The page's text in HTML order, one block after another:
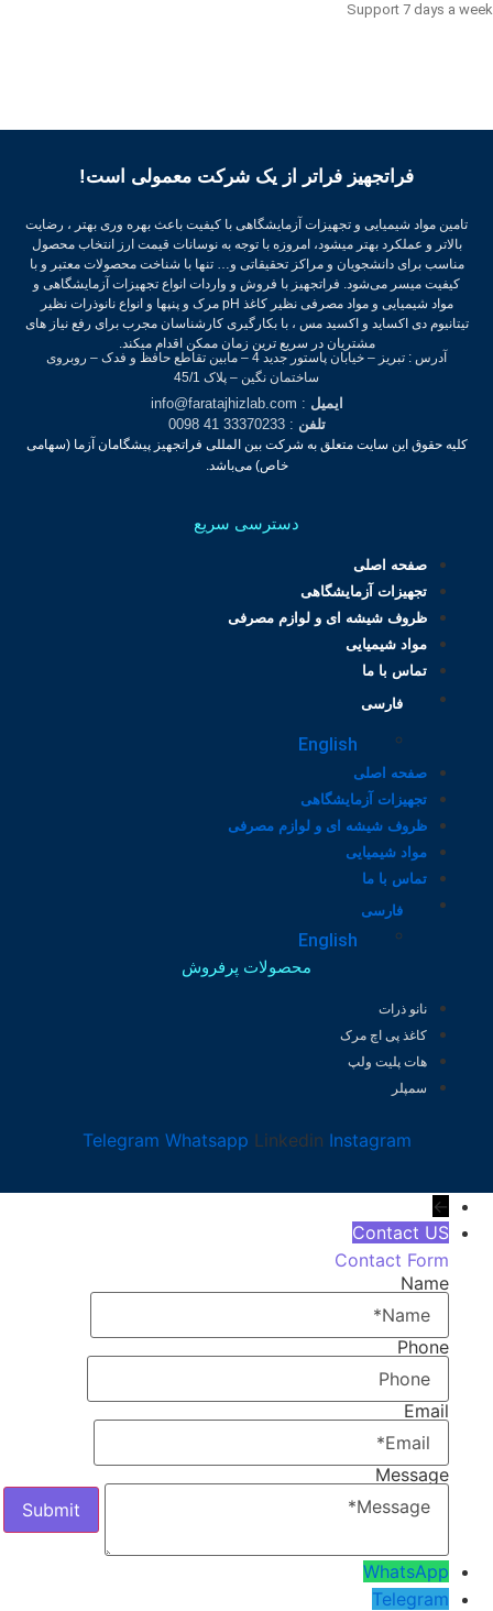
Support 7 days a
فراتجهیز فراتر از یک شرکت معمولی است!
تامین مواد شیمیایی و تجهیزات آزمایشگاهی با کیفیت باعث بهره وری بهتر ، رضایت
بالاتر و عملکرد بهتر میشود، امروزه با توجه به نوسانات قیمت ارز انتخاب محصول
مناسب برای دانشجویان و مراکز تحقیقاتی و… تنها با شناخت محصولات معتبر و با
کیفیت میسر می‌شود.فراتجهیز با فروش و واردات انواع تجهیزات آزمایشگاهی و
مواد شیمیایی و مواد مصرفی نظیر کاغذ pH مرک و پنپها و انواع نانوذرات نظیر
تیتانیوم دی اکساید و اکسید مس ، با بکارگیری کارشناسان مجرب برای رفع نیاز های
مشتریان در سریع ترین زمان ممکن اقدام میکند.
آدرس : تبریز – خیابان پاستور جدید 4 – مابین تقاطع حافظ و فدک – روبروی
ساختمان نگین – پلاک 45/1
ایمیل: info@faratajhizlab.com
تلفن: 33370233 41 0098
کلیه حقوق این سایت متعلق به شرکت بین المللی فراتجهیز پیشگامان آزما (سهامی
خاص) می‌باشد.
دسترسی سریع
صفحه اصلی
تجهیزات آزمایشگاهی
ظروف شیشه ای و لوازم مصرفی
مواد شیمیایی
تماس با ما
فارسی
English
صفحه اصلی
تجهیزات آزمایشگاهی
ظروف شیشه ای و لوازم مصرفی
مواد شیمیایی
تماس با ما
فارسی
English
محصولات پرفروش
نانو ذرات
کاغذ پی اچ مرک
هات پلیت ولپ
سمپلر
Telegram Whatsapp Linkedin Instagram
←
Contact US
Contact Form
Name
Phone
Email
Message
WhatsApp
Telegram